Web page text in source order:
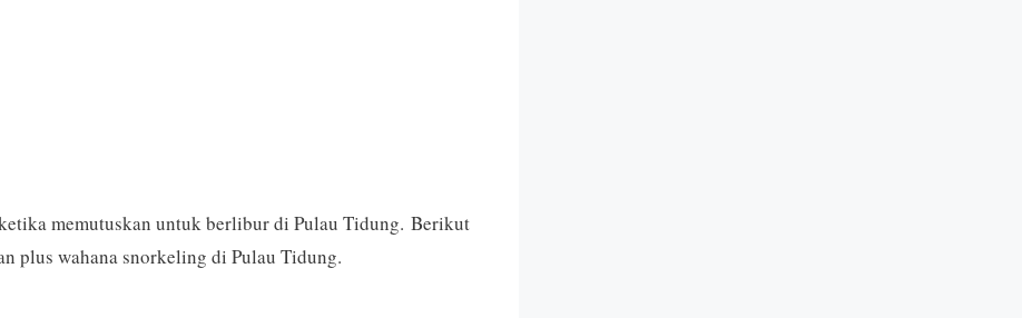
memutuskan untuk berlibur di Pulau Tidung. Berikut
plus wahana snorkeling di Pulau Tidung.